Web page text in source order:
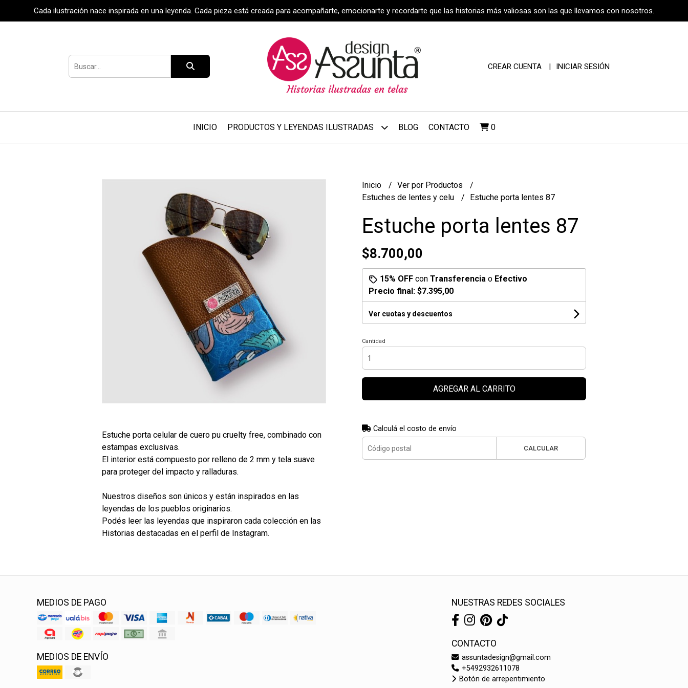
Cada ilustración nace inspirada en una leyenda. Cada pieza está creada para acompañarte, emocionarte y recordarte que las historias más valiosas son las que llevamos con nosotros.
CREAR CUENTA INICIAR SESIÓN
INICIO PRODUCTOS Y LEYENDAS ILUSTRADAS BLOG CONTACTO 0
Estuche porta celular de cuero pu cruelty free, combinado con
estampas exclusivas.
El interior está compuesto por relleno de 2 mm y tela suave
para proteger del impacto y ralladuras.
Nuestros diseños son únicos y están inspirados en las
leyendas de los pueblos originarios.
Podés leer las leyendas que inspiraron cada colección en las
Historias destacadas en el perfil de Instagram.
Inicio
Ver por Productos
Estuches de lentes y celu
Estuche porta lentes 87
Estuche porta lentes 87
$8.700,00
15% OFF con Transferencia o Efectivo
Precio final: $7.395,00
Ver cuotas y descuentos
Cantidad
AGREGAR AL CARRITO
Calculá el costo de envío
CALCULAR
MEDIOS DE PAGO
MEDIOS DE ENVÍO
NUESTRAS REDES SOCIALES
CONTACTO
assuntadesign@gmail.com
+5492932611078
Botón de arrepentimiento